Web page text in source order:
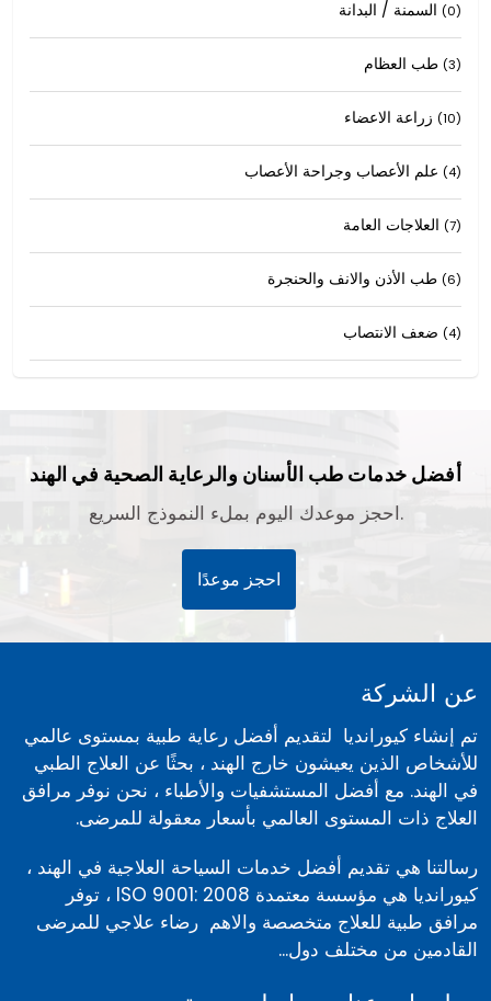
(0)
(3)
(10)
(4)
(7)
(6)
(4)
أفضل خدمات طب الأسنان والرعاية الصحية في الهند
احجز موعدك اليوم بملء النموذج السريع.
احجز موعدًا
عن الشركة
تم إنشاء كيورانديا لتقديم أفضل رعاية طبية بمستوى عالمي
للأشخاص الذين يعيشون خارج الهند ، بحثًا عن العلاج الطبي
في الهند. مع أفضل المستشفيات والأطباء ، نحن نوفر مرافق
العلاج ذات المستوى العالمي بأسعار معقولة للمرضى.
رسالتنا هي تقديم أفضل خدمات السياحة العلاجية في الهند ،
كيورانديا هي مؤسسة معتمدة ISO 9001: 2008 ، توفر
مرافق طبية للعلاج متخصصة والاهم رضاء علاجي للمرضى
القادمين من مختلف دول...